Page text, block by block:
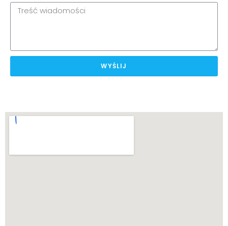
WYŚLIJ